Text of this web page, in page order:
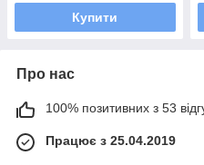
Купити
Про нас
100% позитивних з 53
Працює з 25.04.2019